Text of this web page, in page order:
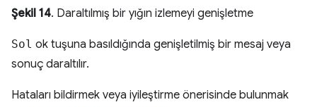
Şekil 14. Daraltılmış bir yığın izlemeyi genişletme
Sol ok tuşuna basıldığında genişletilmiş bir mesaj veya
sonuç daraltılır.
Hataları bildirmek veya iyileştirme önerisinde bulunmak